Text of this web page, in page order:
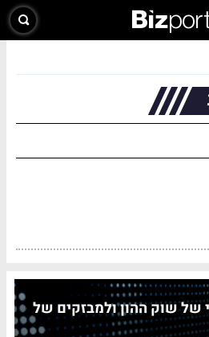
של שוק ההון ולמבזקים של